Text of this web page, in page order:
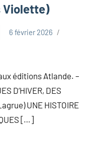
Violette)
6 février 2026
éditions Atlande. –
D’HIVER, DES
UNE HISTOIRE
[…]